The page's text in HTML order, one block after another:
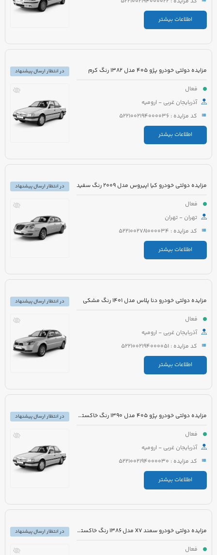
اطلاعات بیشتر
مزایده دولتی خودرو پژو 405 مدل 1382 رنگ کرم
فعال
آذربایجان غربی - ارومیه
کد مزایده : 5221002194000036
اطلاعات بیشتر
در انتظار ارسال پیشنهاد
مزایده دولتی خودرو کیا اپیروس مدل 2009 رنگ سفید
فعال
تهران - تهران
کد مزایده : 5221002781000034
اطلاعات بیشتر
در انتظار ارسال پیشنهاد
مزایده دولتی خودرو دنا پلاس مدل 1401 رنگ مشکی
فعال
آذربایجان غربی - ارومیه
کد مزایده : 5221002194000051
اطلاعات بیشتر
در انتظار ارسال پیشنهاد
مزایده دولتی خودرو پژو 405 مدل 1390 رنگ خاکستری
فعال
آذربایجان غربی - ارومیه
کد مزایده : 5221002194000030
اطلاعات بیشتر
در انتظار ارسال پیشنهاد
مزایده دولتی خودرو سمند X7 مدل 1386 رنگ خاکستری
فعال
در انتظار ارسال پیشنهاد